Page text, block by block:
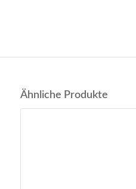
Ähnliche Produkte